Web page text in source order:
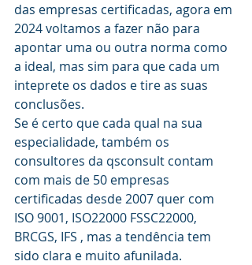
das empresas certificadas, agora em
2024 voltamos a fazer não para
apontar uma ou outra norma como
a ideal, mas sim para que cada um
inteprete os dados e tire as suas
conclusões.
Se é certo que cada qual na sua
especialidade, também os
consultores da qsconsult contam
com mais de 50 empresas
certificadas desde 2007 quer com
ISO 9001, ISO22000 FSSC22000,
BRCGS, IFS , mas a tendência tem
sido clara e muito afunilada.